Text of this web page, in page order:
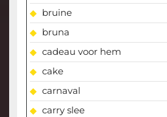
bruine
bruna
cadeau voor hem
cake
carnaval
carry slee